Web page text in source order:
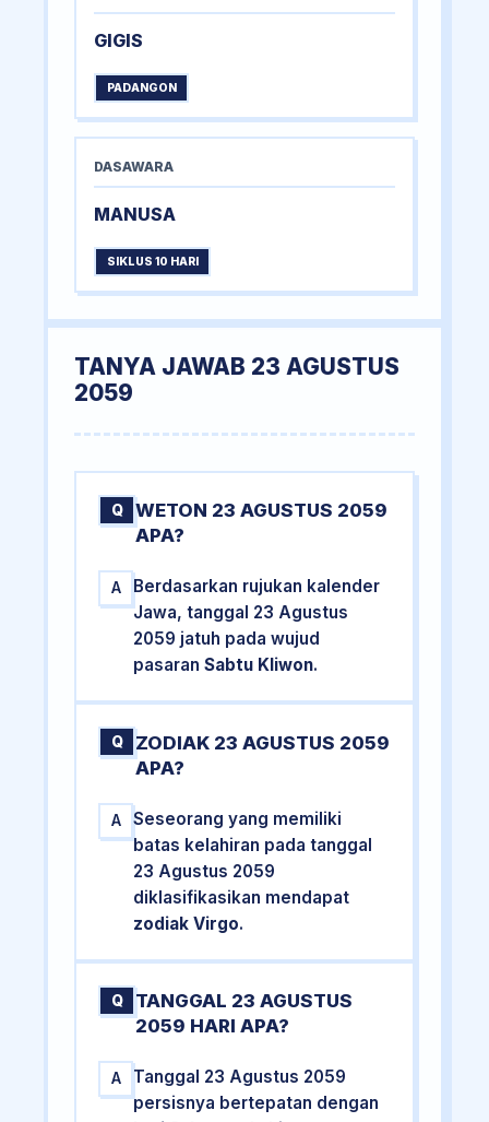
GIGIS
PADANGON
DASAWARA
MANUSA
SIKLUS 10 HARI
TANYA JAWAB 23 AGUSTUS
2059
Q
WETON 23 AGUSTUS 2059
APA?
A
Berdasarkan rujukan kalender
Jawa, tanggal 23 Agustus
2059 jatuh pada wujud
pasaranSabtu Kliwon.
Q
ZODIAK 23 AGUSTUS 2059
APA?
A
Seseorang yang memiliki
batas kelahiran pada tanggal
23 Agustus 2059
diklasifikasikan mendapat
zodiak Virgo.
Q
TANGGAL 23 AGUSTUS
2059 HARI APA?
A
Tanggal 23 Agustus 2059
persisnya bertepatan dengan